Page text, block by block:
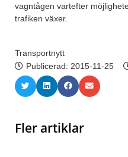
vagntågen vartefter
trafiken växer.
Transportnytt
Publicerad: 2015-11-25
Fler artiklar